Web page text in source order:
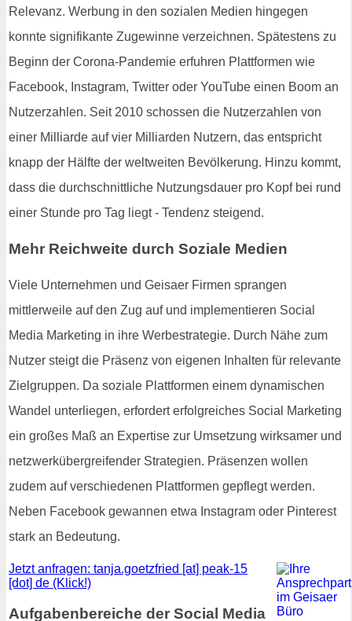
Relevanz. Werbung in den sozialen Medien hingegen
konnte signifikante Zugewinne verzeichnen. Spätestens zu
Beginn der Corona-Pandemie erfuhren Plattformen wie
Facebook, Instagram, Twitter oder YouTube einen Boom an
Nutzerzahlen. Seit 2010 schossen die Nutzerzahlen von
einer Milliarde auf vier Milliarden Nutzern, das entspricht
knapp der Hälfte der weltweiten Bevölkerung. Hinzu kommt,
dass die durchschnittliche Nutzungsdauer pro Kopf bei rund
einer Stunde pro Tag liegt - Tendenz steigend.
Mehr Reichweite durch Soziale Medien
Viele Unternehmen und Geisaer Firmen sprangen
mittlerweile auf den Zug auf und implementieren Social
Media Marketing in ihre Werbestrategie. Durch Nähe zum
Nutzer steigt die Präsenz von eigenen Inhalten für relevante
Zielgruppen. Da soziale Plattformen einem dynamischen
Wandel unterliegen, erfordert erfolgreiches Social Marketing
ein großes Maß an Expertise zur Umsetzung wirksamer und
netzwerkübergreifender Strategien. Präsenzen wollen
zudem auf verschiedenen Plattformen gepflegt werden.
Neben Facebook gewannen etwa Instagram oder Pinterest
stark an Bedeutung.
Jetzt anfragen: tanja.goetzfried [at] peak-15
[dot] de (Klick!)
Aufgabenbereiche der Social Media